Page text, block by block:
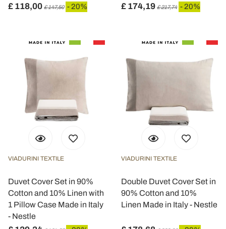
£ 118,00 £ 147,50 - 20% £ 174,19 £ 217,74 - 20%
VIADURINI TEXTILE
Duvet Cover Set in 90%
Cotton and 10% Linen with
1 Pillow Case Made in Italy
- Nestle
VIADURINI TEXTILE
Double Duvet Cover Set in
90% Cotton and 10%
Linen Made in Italy - Nestle